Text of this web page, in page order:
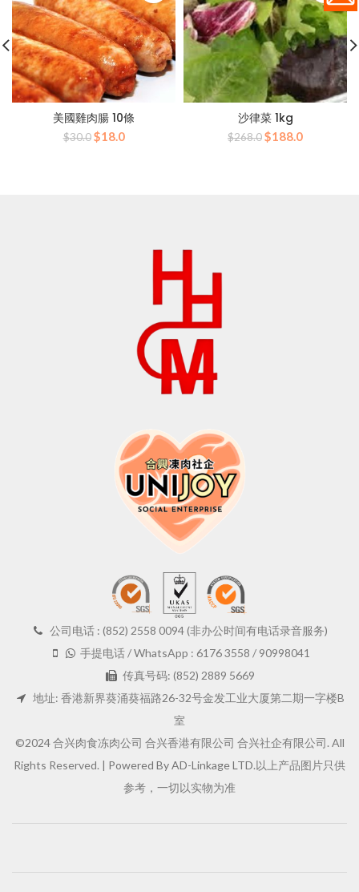
美國雞肉腸 10條
$30.0 原
$18.0当
沙律菜 1kg
$268.0原
$188.0当
公司电话 : (852) 2558 0094 (非办公时间有电话录音服务)
手提电话 / WhatsApp : 6176 3558 / 90998041
传真号码: (852) 2889 5669
地址: 香港新界葵涌葵福路26-32号金发工业大厦第二期一字楼B
室
©2024 合兴肉食冻肉公司 合兴香港有限公司 合兴社企有限公司. All
Rights Reserved. | Powered By AD-Linkage LTD.以上产品图片只供
参考，一切以实物为准